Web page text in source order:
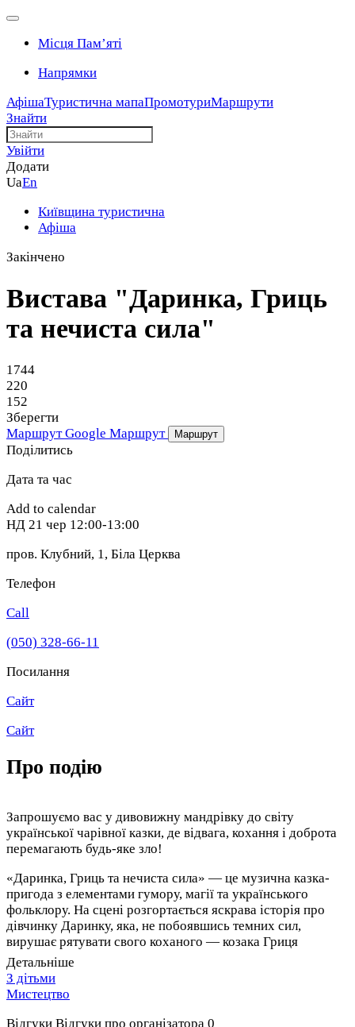
Місця Памʼяті
Напрямки
АфішаТуристична мапаПромотуриМаршрути
Знайти
Увійти
Додати
UaEn
Київщина туристична
Афіша
Закінчено
Вистава "Даринка, Гриць
та нечиста сила"
1744
220
152
Зберегти
Маршрут Google Маршрут Маршрут
Поділитись
Дата та час
Add to calendar
НД 21 чер 12:00-13:00
пров. Клубний, 1 , Біла Церква
Телефон
Call
(050) 328-66-11
Посилання
Сайт
Сайт
Про подію
Запрошуємо вас у дивовижну мандрівку до світу
української чарівної казки, де відвага, кохання і доброта
перемагають будь-яке зло!
«Даринка, Гриць та нечиста сила» — це музична казка-
пригода з елементами гумору, магії та українського
фольклору. На сцені розгортається яскрава історія про
дівчинку Даринку, яка, не побоявшись темних сил,
вирушає рятувати свого коханого — козака Гриця
Глядачів чекає феєричне дійство з піснями, дотепними
персонажами та живими образами Нечистої сили, що
Детальніше
З дітьми
Мистецтво
Відгуки Відгуки про організатора 0